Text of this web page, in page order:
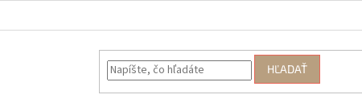
HĽADAŤ